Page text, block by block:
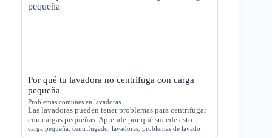
Por qué tu lavadora no centrifuga con carga
pequeña
Problemas comunes en lavadoras
Las lavadoras pueden tener problemas para centrifugar
con cargas pequeñas. Aprende por qué sucede esto…
carga pequeña centrifugado lavadoras problemas de lavado